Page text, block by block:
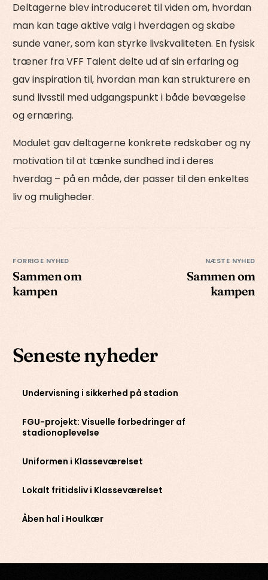
Deltagerne blev introduceret til viden om, hvordan
man kan tage aktive valg i hverdagen og skabe
sunde vaner, som kan styrke livskvaliteten. En fysisk
træner fra VFF Talent delte ud af sin erfaring og
gav inspiration til, hvordan man kan strukturere en
sund livsstil med udgangspunkt i både bevægelse
og ernæring.
Modulet gav deltagerne konkrete redskaber og ny
motivation til at tænke sundhed ind i deres
hverdag – på en måde, der passer til den enkeltes
liv og muligheder.
FORRIGE NYHED
Sammen om
kampen
NÆSTE NYHED
Sammen om
kampen
Seneste nyheder
Undervisning i sikkerhed på stadion
FGU-projekt: Visuelle forbedringer af
stadionoplevelse
Uniformen i Klasseværelset
Lokalt fritidsliv i Klasseværelset
Åben hal i Houlkær